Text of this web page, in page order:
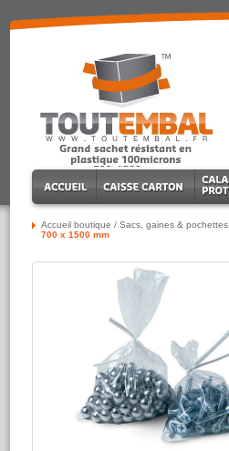
Accueil boutique / Sacs, gaines & pochettes
700 x 1500 mm